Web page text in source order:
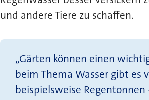
und andere Tiere zu schaffen.
„Gärten können einen
beim Thema Wasser gibt
beispielsweise